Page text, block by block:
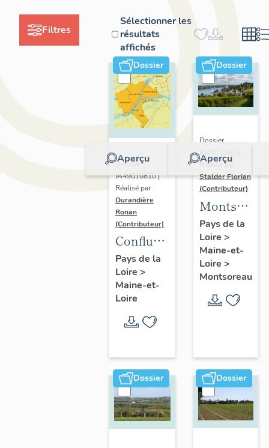
Filtres
Sélectionner les
résultats
affichés
Dossier
Aperçu
Dossier
IA49010810 |
Réalisé par
Durandière
Ronan
(Contributeur)
Confluence
Maine-
Loire :
présentation
l'opération
Pays de la
Loire >
Maine-et-
Loire
Dossier
Aperçu
Dossier
IA49010823 |
Réalisé par
Stalder Florian
(Contributeur)
Montsoreau
:
de la
commune
Pays de la
Loire >
Maine-et-
Loire >
Montsoreau
Dossier Dossier